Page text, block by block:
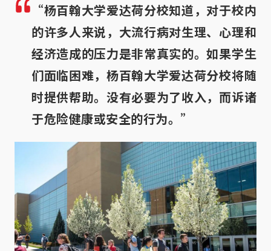
“杨百翰大学爱达荷分校知道，对于校内
的许多人来说，大流行病对生理、心理和
经济造成的压力是非常真实的。如果学生
们面临困难，杨百翰大学爱达荷分校将随
时提供帮助。没有必要为了收入，而诉诸
于危险健康或安全的行为。”